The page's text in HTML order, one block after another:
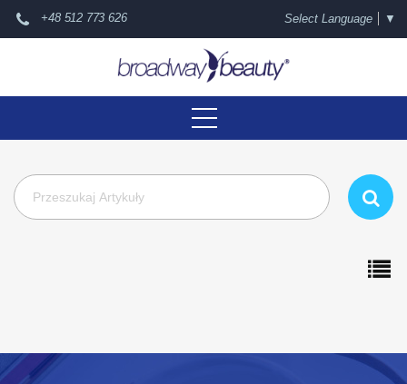
+48 512 773 626 Select Language ▼